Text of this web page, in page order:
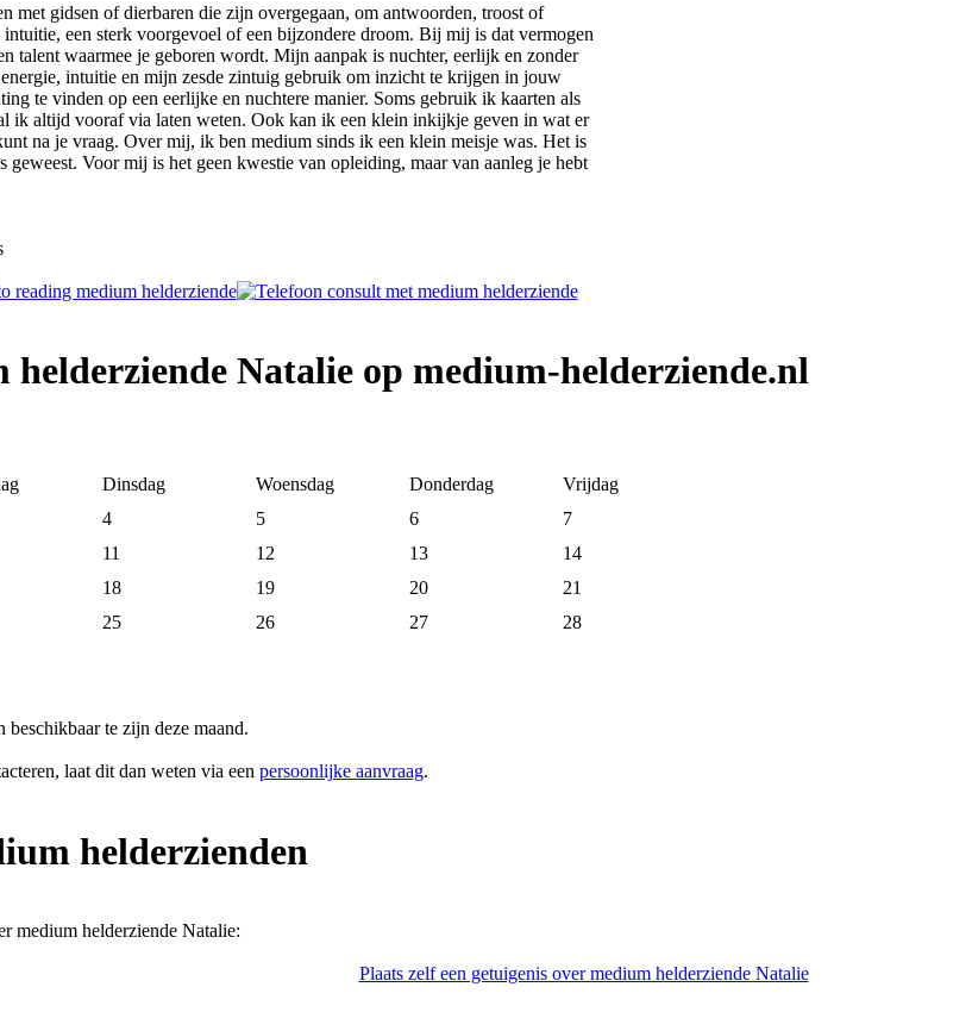
met gidsen of dierbaren die zijn overgegaan, om antwoorden, troost of
een sterk voorgevoel of een bijzondere droom. Bij mij is dat vermogen
talent waarmee je geboren wordt. Mijn aanpak is nuchter, eerlijk en zonder
intuitie en mijn zesde zintuig gebruik om inzicht te krijgen in jouw
te vinden op een eerlijke en nuchtere manier. Soms gebruik ik kaarten als
ik altijd vooraf via laten weten. Ook kan ik een klein inkijkje geven in wat er
na je vraag. Over mij, ik ben medium sinds ik een klein meisje was. Het is
Voor mij is het geen kwestie van opleiding, maar van aanleg je hebt
helderziende Natalie op medium-helderziende.nl
Dinsdag Woensdag Donderdag
Vrijdag
4 5 6
7
11 12 13
14
18 19 20
21
25 26 27
28
te zijn deze maand.
laat dit dan weten via een persoonlijke aanvraag.
helderzienden
medium helderziende Natalie:
Plaats zelf een getuigenis over medium helderziende Natalie